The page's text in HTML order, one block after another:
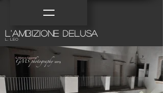
L'ambizione delusa
L. Leo